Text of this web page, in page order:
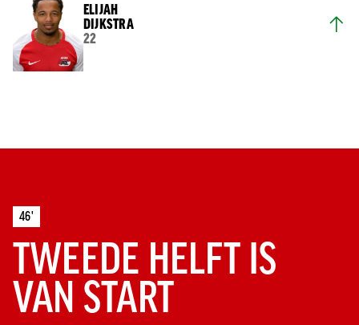
ELIJAH
DIJKSTRA
22
46'
TWEEDE HELFT IS
VAN START